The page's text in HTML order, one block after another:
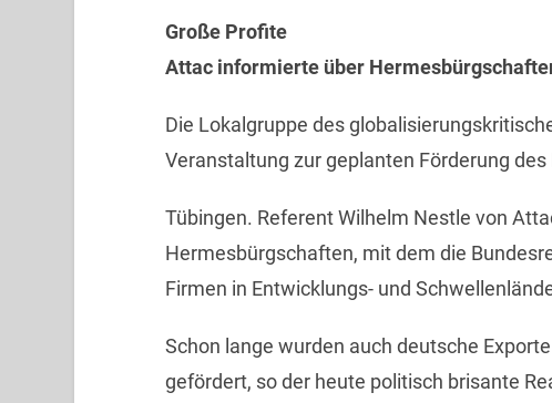
Große Profite
Attac informierte über
Die Lokalgruppe des
Veranstaltung zur geplanten Förderung
Tübingen. Referent Wilhelm Nestle von
Hermesbürgschaften, mit dem die
Firmen in Entwicklungs- und
Schon lange wurden auch deutsche
gefördert, so der heute politisch brisante